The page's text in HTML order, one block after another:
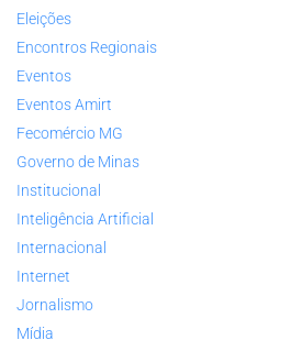
Eleições
Encontros Regionais
Eventos
Eventos Amirt
Fecomércio MG
Governo de Minas
Institucional
Inteligência Artificial
Internacional
Internet
Jornalismo
Mídia